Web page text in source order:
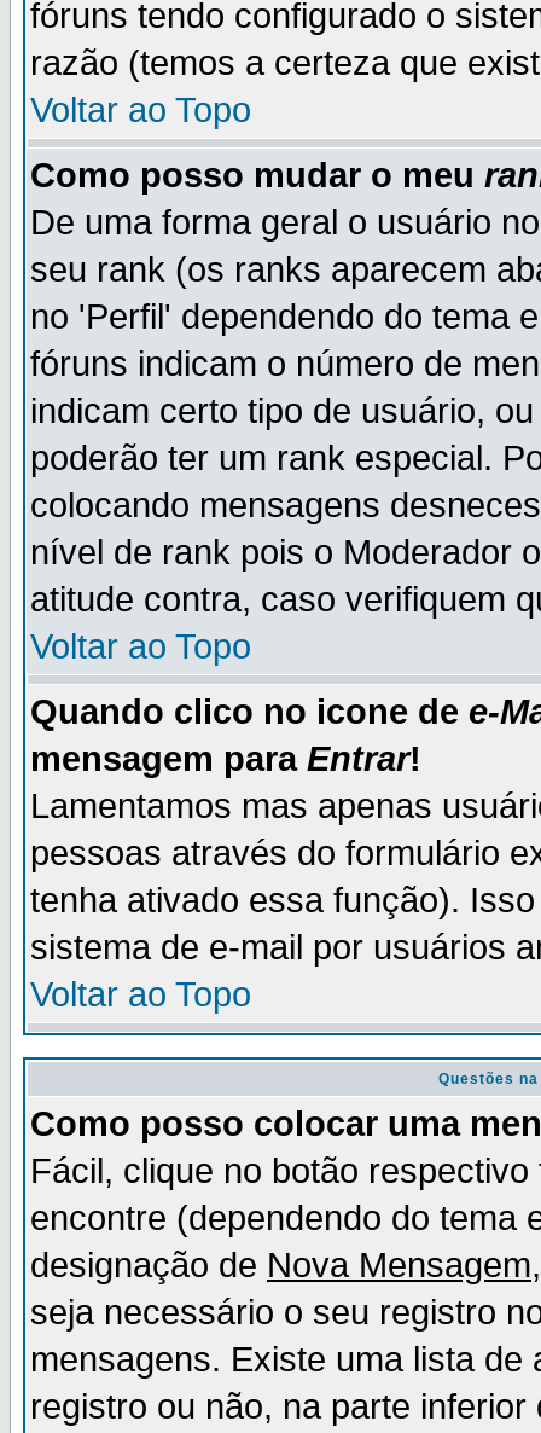
fóruns tendo configurado o
razão (temos a certeza que
Voltar ao Topo
Como posso mudar o meu
De uma forma geral o usuário
seu rank (os ranks aparecem
no 'Perfil' dependendo do tema
fóruns indicam o número de
indicam certo tipo de usuário,
poderão ter um rank especial.
colocando mensagens
nível de rank pois o Moderador
atitude contra, caso verifiquem
Voltar ao Topo
Quando clico no icone de e-
mensagem para Entrar!
Lamentamos mas apenas
pessoas através do formulário
tenha ativado essa função).
sistema de e-mail por usuários
Voltar ao Topo
Questões
Como posso colocar uma
Fácil, clique no botão
encontre (dependendo do tema
designação de Nova Mensagem
seja necessário o seu registro
mensagens. Existe uma lista
registro ou não, na parte